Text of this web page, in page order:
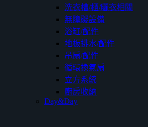
洗衣槽/櫃/曬衣相關
無障礙設備
浴缸/配件
地板排水/配件
吊扇/配件
循環換氣扇
立方系統
廚房收納
Day&Day